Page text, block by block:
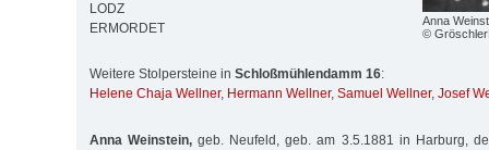
Anna
©
LODZ
ERMORDET
Weitere Stolpersteine in Schloßmühlendamm 16:
Helene Chaja Wellner, Hermann Wellner, Samuel Wellner, Josef
Anna Weinstein, geb. Neufeld, geb. am 3.5.1881 in Harburg,